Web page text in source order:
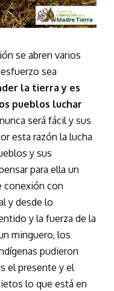
se abren varios
sea
la tierra y es
pueblos luchar
será fácil y sus
esta razón la lucha
y sus
para ella un
conexión con
y desde lo
y la fuerza de la
minguero, los
pudieron
el presente y el
lo que está en